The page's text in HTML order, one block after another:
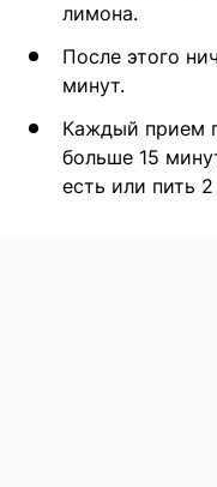
лимона.
После этого
минут.
Каждый прием
больше 15
есть или пить 2